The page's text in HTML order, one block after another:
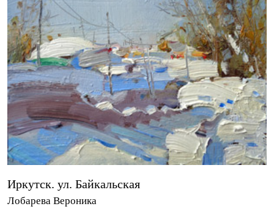
Иркутск. ул. Байкальская
Лобарева Вероника